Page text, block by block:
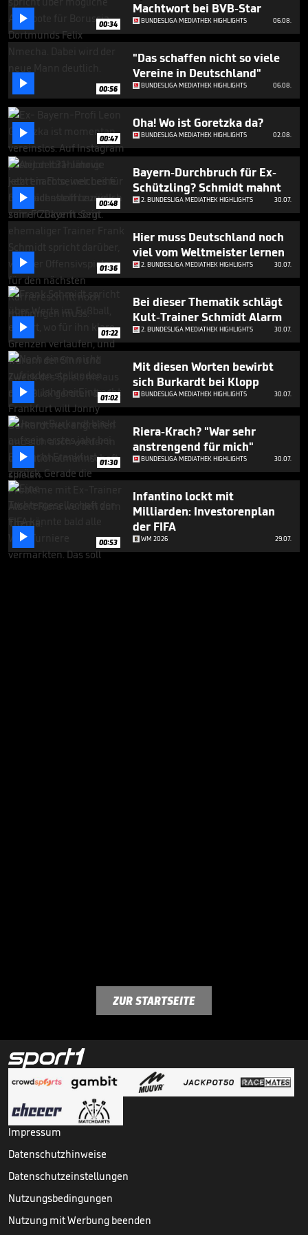
5
minutes,
55
seconds
 00:34
Machtwort bei BVB-Star
BUNDESLIGA MEDIATHEK HIGHLIGHTS 06.08.
 00:56
"Das schaffen nicht so viele
Vereine in Deutschland"
BUNDESLIGA MEDIATHEK HIGHLIGHTS 06.08.
 00:47
Oha! Wo ist Goretzka da?
BUNDESLIGA MEDIATHEK HIGHLIGHTS 02.08.
 00:48
Bayern-Durchbruch für Ex-
Schützling? Schmidt mahnt
2. BUNDESLIGA MEDIATHEK HIGHLIGHTS 30.07.
 01:36
Hier muss Deutschland noch
viel vom Weltmeister lernen
2. BUNDESLIGA MEDIATHEK HIGHLIGHTS 30.07.
 01:22
Bei dieser Thematik schlägt
Kult-Trainer Schmidt Alarm
2. BUNDESLIGA MEDIATHEK HIGHLIGHTS 30.07.
 01:02
Mit diesen Worten bewirbt
sich Burkardt bei Klopp
BUNDESLIGA MEDIATHEK HIGHLIGHTS 30.07.
 01:30
Riera-Krach? "War sehr
anstrengend für mich"
BUNDESLIGA MEDIATHEK HIGHLIGHTS 30.07.
 00:53
Infantino lockt mit
Milliarden: Investorenplan
der FIFA
WM 2026 29.07.
ZUR STARTSEITE
Impressum
Datenschutzhinweise
Datenschutzeinstellungen
Nutzungsbedingungen
Nutzung mit Werbung beenden